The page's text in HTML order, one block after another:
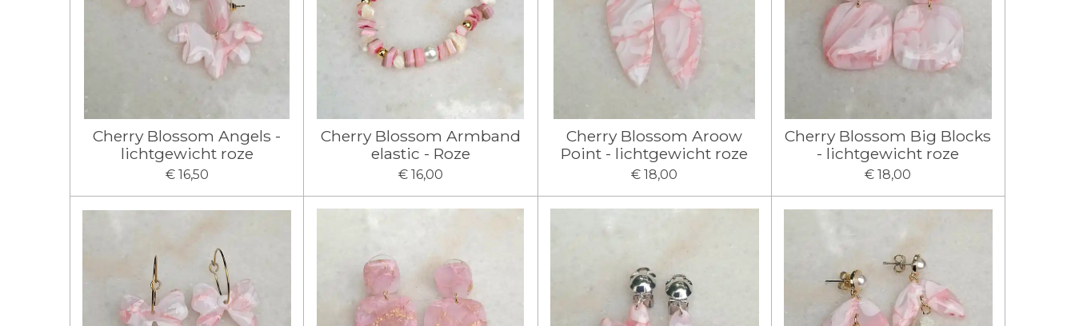
Cherry Blossom Angels -
lichtgewicht roze
€ 16,50
Cherry Blossom Armband
elastic - Roze
€ 16,00
Cherry Blossom Aroow
Point - lichtgewicht roze
€ 18,00
Cherry Blossom Big Blocks
- lichtgewicht roze
€ 18,00